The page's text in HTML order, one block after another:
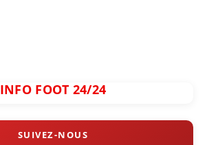
INFO FOOT 24/24